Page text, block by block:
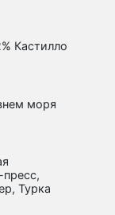
Кастилло
моря
Турка